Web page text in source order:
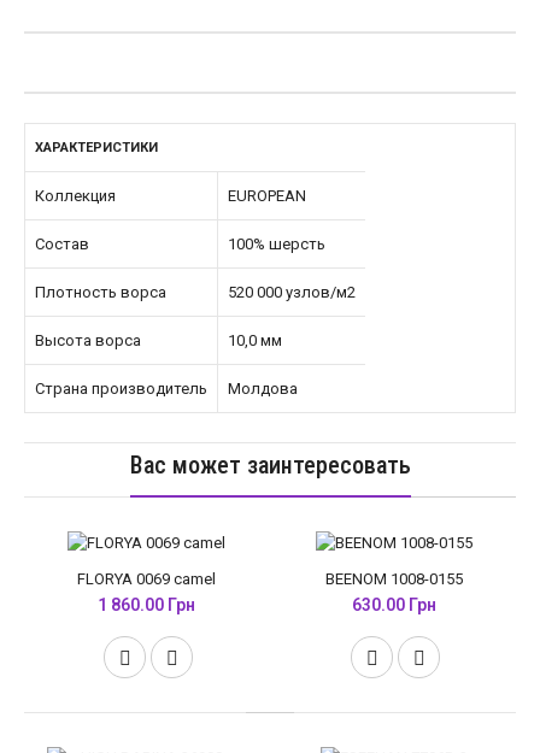
ХАРАКТЕРИСТИКИ
Коллекция EUROPEAN
Состав 100% шерсть
Плотность ворса 520 000 узлов/м2
Высота ворса 10,0 мм
Страна производитель Молдова
Вас может заинтересовать
FLORYA 0069 camel
1 860.00 Грн
BEENOM 1008-0155
630.00 Грн